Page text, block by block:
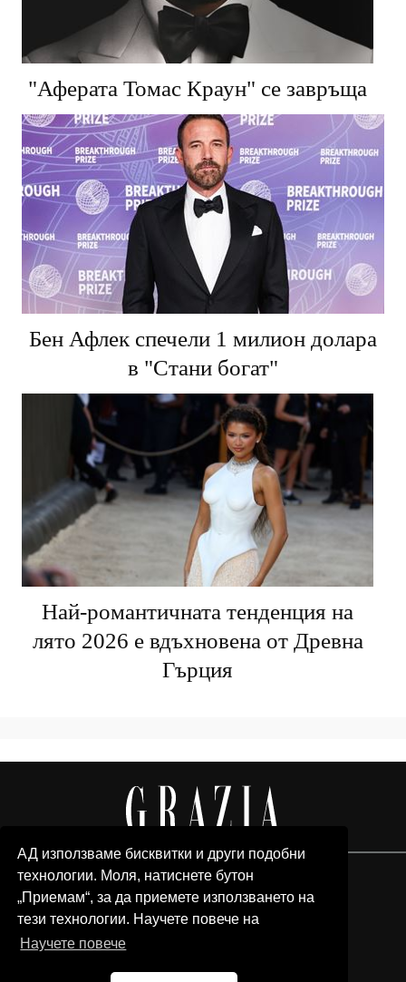
АД използваме бисквитки и други подобни
технологии. Моля, натиснете бутон
„Приемам“, за да приемете използването на
тези технологии. Научете повече на
Научете повече
"Аферата Томас Краун" се завръща
Бен Афлек спечели 1 милион долара
в "Стани богат"
Най-романтичната тенденция на
лято 2026 е вдъхновена от Древна
Гърция